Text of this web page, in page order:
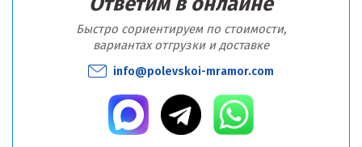
Быстро сориентируем по стоимости,
вариантах отгрузки и доставке
info@polevskoi-mramor.com